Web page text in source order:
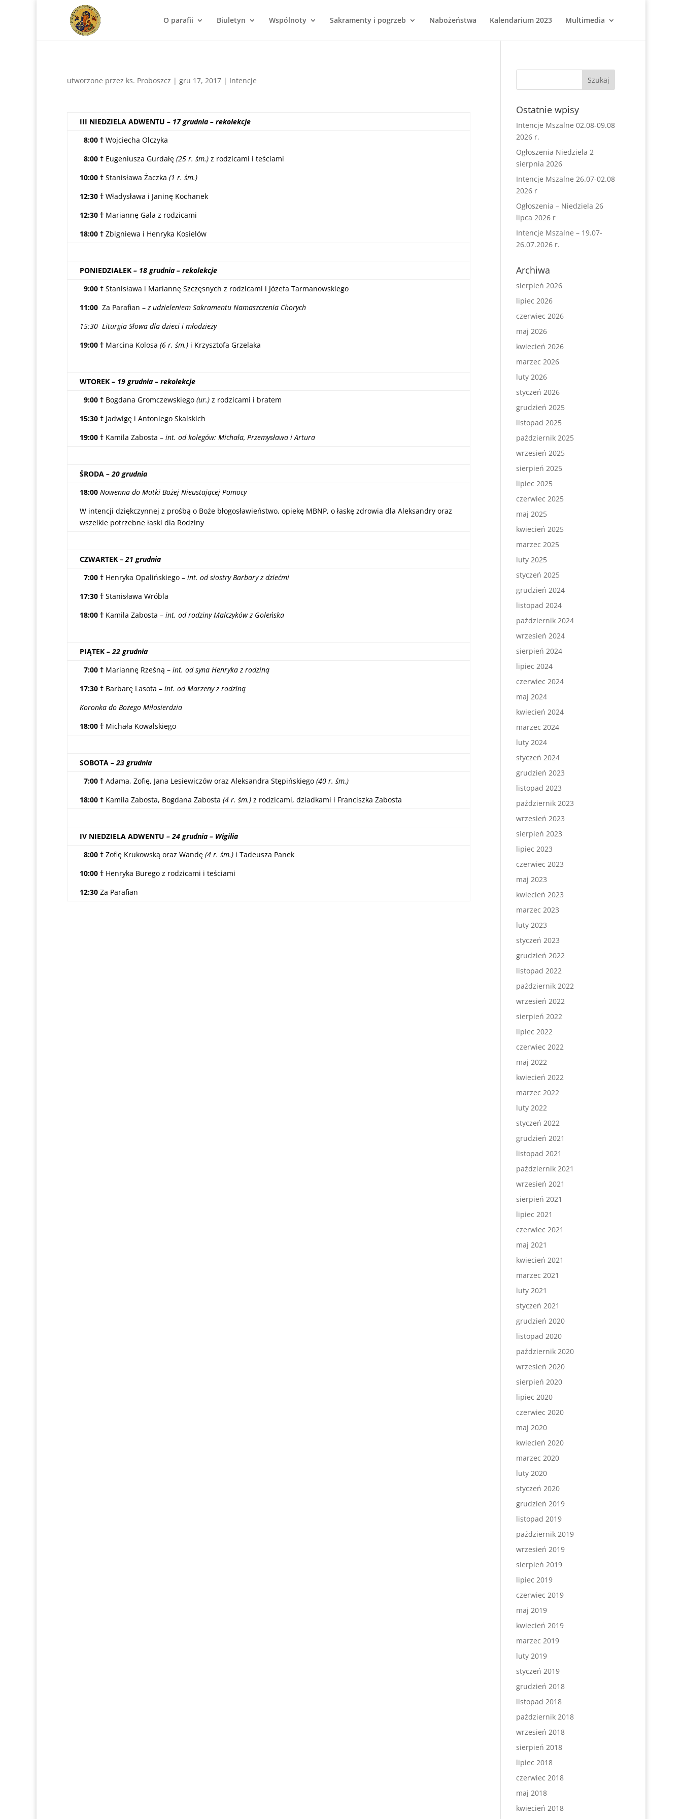
O parafii Biuletyn Wspólnoty Sakramenty i pogrzeb Nabożeństwa Kalendarium 2023 Multimedia
utworzone przez ks. Proboszcz | gru 17, 2017 | Intencje
III NIEDZIELA ADWENTU – 17 grudnia – rekolekcje
8:00 † Wojciecha Olczyka
8:00 † Eugeniusza Gurdałę (25 r. śm.) z rodzicami i teściami
10:00 † Stanisława Żaczka (1 r. śm.)
12:30 † Władysława i Janinę Kochanek
12:30 † Mariannę Gala z rodzicami
18:00 † Zbigniewa i Henryka Kosielów
PONIEDZIAŁEK – 18 grudnia – rekolekcje
9:00 † Stanisława i Mariannę Szczęsnych z rodzicami i Józefa Tarmanowskiego
11:00 Za Parafian –z udzieleniem Sakramentu Namaszczenia Chorych
15:30 Liturgia Słowa dla dzieci i młodzieży
19:00 † Marcina Kolosa (6 r. śm.) i Krzysztofa Grzelaka
WTOREK – 19 grudnia – rekolekcje
9:00 † Bogdana Gromczewskiego (ur.) z rodzicami i bratem
15:30 † Jadwigę i Antoniego Skalskich
19:00 † Kamila Zabosta – int. od kolegów: Michała, Przemysława i Artura
ŚRODA – 20 grudnia
18:00 Nowenna do Matki Bożej Nieustającej Pomocy
W intencji dziękczynnej z prośbą o Boże błogosławieństwo, opiekę MBNP, o łaskę zdrowia dla Aleksandry oraz
wszelkie potrzebne łaski dla Rodziny
CZWARTEK – 21 grudnia
7:00 † Henryka Opalińskiego – int. od siostry Barbary z dziećmi
17:30 † Stanisława Wróbla
18:00 † Kamila Zabosta – int. od rodziny Malczyków z Goleńska
PIĄTEK – 22 grudnia
7:00 † Mariannę Rześną – int. od syna Henryka z rodziną
17:30 † Barbarę Lasota – int. od Marzeny z rodziną
Koronka do Bożego Miłosierdzia
18:00 † Michała Kowalskiego
SOBOTA – 23 grudnia
7:00 † Adama, Zofię, Jana Lesiewiczów oraz Aleksandra Stępińskiego (40 r. śm.)
18:00 † Kamila Zabosta, Bogdana Zabosta (4 r. śm.) z rodzicami, dziadkami i Franciszka Zabosta
IV NIEDZIELA ADWENTU – 24 grudnia – Wigilia
8:00 † Zofię Krukowską oraz Wandę (4 r. śm.) i Tadeusza Panek
10:00 † Henryka Burego z rodzicami i teściami
12:30 Za Parafian
Ostatnie wpisy
Intencje Mszalne 02.08-09.08
2026 r.
Ogłoszenia Niedziela 2
sierpnia 2026
Intencje Mszalne 26.07-02.08
2026 r
Ogłoszenia – Niedziela 26
lipca 2026 r
Intencje Mszalne – 19.07-
26.07.2026 r.
Archiwa
sierpień 2026
lipiec 2026
czerwiec 2026
maj 2026
kwiecień 2026
marzec 2026
luty 2026
styczeń 2026
grudzień 2025
listopad 2025
październik 2025
wrzesień 2025
sierpień 2025
lipiec 2025
czerwiec 2025
maj 2025
kwiecień 2025
marzec 2025
luty 2025
styczeń 2025
grudzień 2024
listopad 2024
październik 2024
wrzesień 2024
sierpień 2024
lipiec 2024
czerwiec 2024
maj 2024
kwiecień 2024
marzec 2024
luty 2024
styczeń 2024
grudzień 2023
listopad 2023
październik 2023
wrzesień 2023
sierpień 2023
lipiec 2023
czerwiec 2023
maj 2023
kwiecień 2023
marzec 2023
luty 2023
styczeń 2023
grudzień 2022
listopad 2022
październik 2022
wrzesień 2022
sierpień 2022
lipiec 2022
czerwiec 2022
maj 2022
kwiecień 2022
marzec 2022
luty 2022
styczeń 2022
grudzień 2021
listopad 2021
październik 2021
wrzesień 2021
sierpień 2021
lipiec 2021
czerwiec 2021
maj 2021
kwiecień 2021
marzec 2021
luty 2021
styczeń 2021
grudzień 2020
listopad 2020
październik 2020
wrzesień 2020
sierpień 2020
lipiec 2020
czerwiec 2020
maj 2020
kwiecień 2020
marzec 2020
luty 2020
styczeń 2020
grudzień 2019
listopad 2019
październik 2019
wrzesień 2019
sierpień 2019
lipiec 2019
czerwiec 2019
maj 2019
kwiecień 2019
marzec 2019
luty 2019
styczeń 2019
grudzień 2018
listopad 2018
październik 2018
wrzesień 2018
sierpień 2018
lipiec 2018
czerwiec 2018
maj 2018
kwiecień 2018